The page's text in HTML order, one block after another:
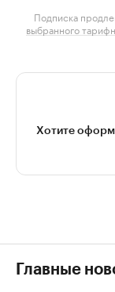
Подписка
выбранного
Хотите
Главные